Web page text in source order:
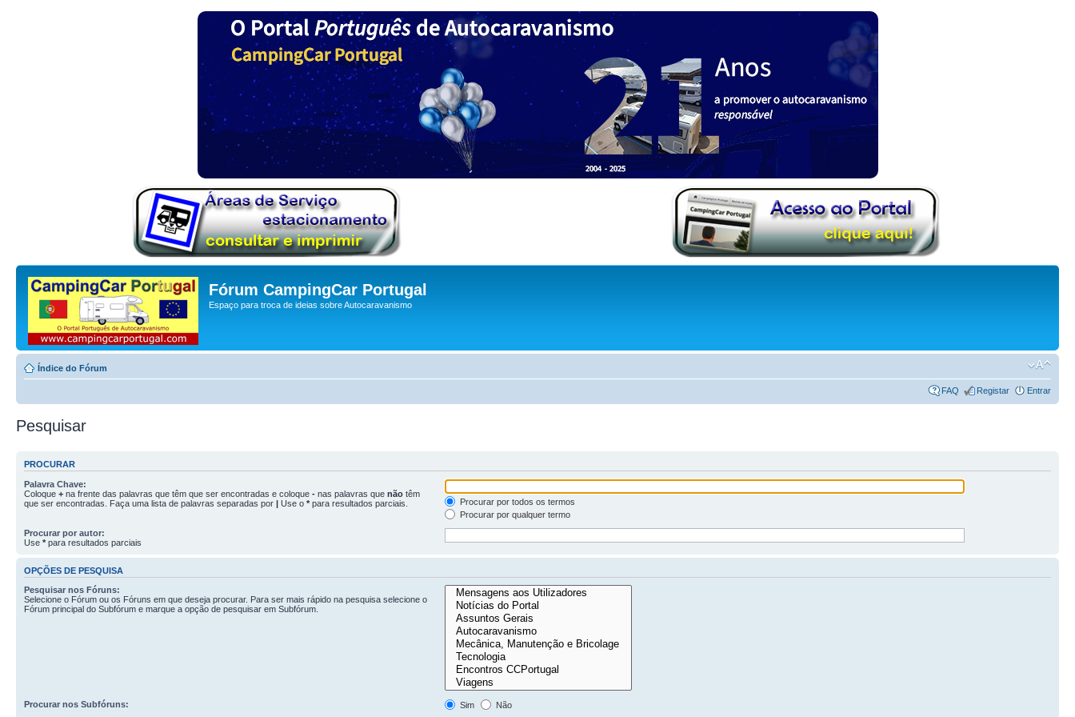
Fórum CampingCar Portugal
Espaço para troca de ideias sobre Autocaravanismo
Índice do Fórum
FAQ Registar Entrar
Pesquisar
PROCURAR
Palavra Chave:
Coloque + na frente das palavras que têm que ser encontradas e coloque - nas palavras que não têm
que ser encontradas. Faça uma lista de palavras separadas por | Use o * para resultados parciais.
Procurar por todos os termos
Procurar por qualquer termo
Procurar por autor:
Use * para resultados parciais
OPÇÕES DE PESQUISA
Pesquisar nos Fóruns:
Selecione o Fórum ou os Fóruns em que deseja procurar. Para ser mais rápido na pesquisa selecione o
Fórum principal do Subfórum e marque a opção de pesquisar em Subfórum.
Procurar nos Subfóruns: Sim Não